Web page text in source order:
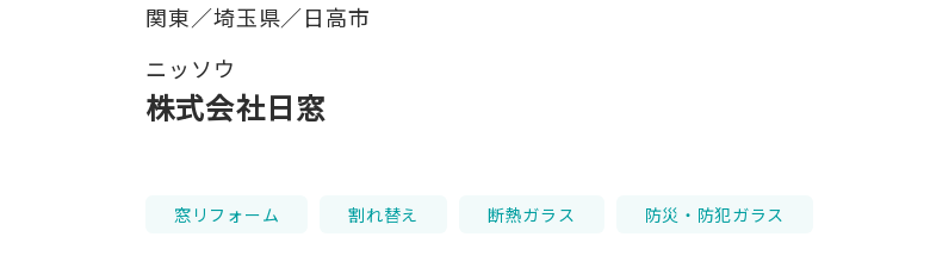
関東／埼玉県／日高市
ニッソウ
株式会社日窓
窓リフォーム 割れ替え 断熱ガラス 防災・防犯ガラス